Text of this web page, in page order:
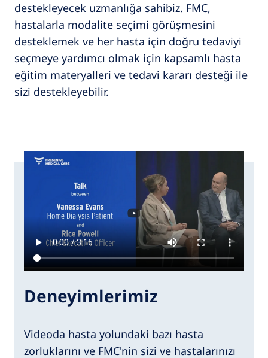
destekleyecek uzmanlığa sahibiz. FMC,
hastalarla modalite seçimi görüşmesini
desteklemek ve her hasta için doğru tedaviyi
seçmeye yardımcı olmak için kapsamlı hasta
eğitim materyalleri ve tedavi kararı desteği ile
sizi destekleyebilir.
Deneyimlerimiz
Videoda hasta yolundaki bazı hasta
zorluklarını ve FMC'nin sizi ve hastalarınızı